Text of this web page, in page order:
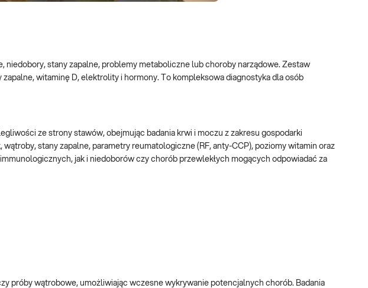
niedobory, stany zapalne, problemy metaboliczne lub choroby narządowe. Zestaw
witaminę D, elektrolity i hormony. To kompleksowa diagnostyka dla osób
ze strony stawów, obejmując badania krwi i moczu z zakresu gospodarki
stany zapalne, parametry reumatologiczne (RF, anty-CCP), poziomy witamin oraz
jak i niedoborów czy chorób przewlekłych mogących odpowiadać za
próby wątrobowe, umożliwiając wczesne wykrywanie potencjalnych chorób. Badania